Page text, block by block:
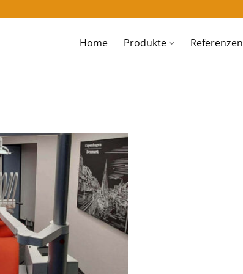
Home Produkte Referenzen